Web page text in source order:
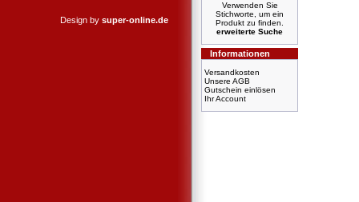
Design by super-online.de
Verwenden Sie
Stichworte, um ein
Produkt zu finden.
erweiterte Suche
Informationen
Versandkosten
Unsere AGB
Gutschein einlösen
Ihr Account